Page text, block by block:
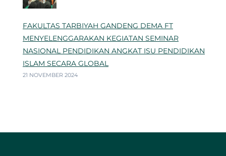
FAKULTAS TARBIYAH GANDENG DEMA FT
MENYELENGGARAKAN KEGIATAN SEMINAR
NASIONAL PENDIDIKAN ANGKAT ISU PENDIDIKAN
ISLAM SECARA GLOBAL
21 NOVEMBER 2024